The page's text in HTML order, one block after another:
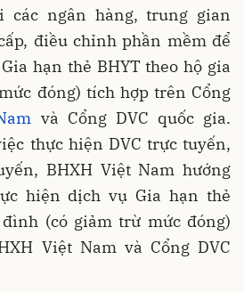
các ngân hàng, trung gian
điều chỉnh phần mềm để
hạn thẻ BHYT theo hộ gia
đóng) tích hợp trên Cổng
và Cổng DVC quốc gia.
thực hiện DVC trực tuyến,
BHXH Việt Nam hướng
hiện dịch vụ Gia hạn thẻ
(có giảm trừ mức đóng)
Việt Nam và Cổng DVC